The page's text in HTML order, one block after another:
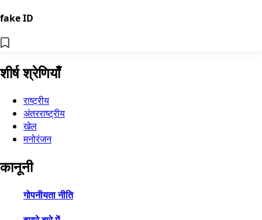
fake ID
शीर्ष श्रेणियाँ
राष्ट्रीय
अंतरराष्ट्रीय
खेल
मनोरंजन
कानूनी
गोपनीयता नीति